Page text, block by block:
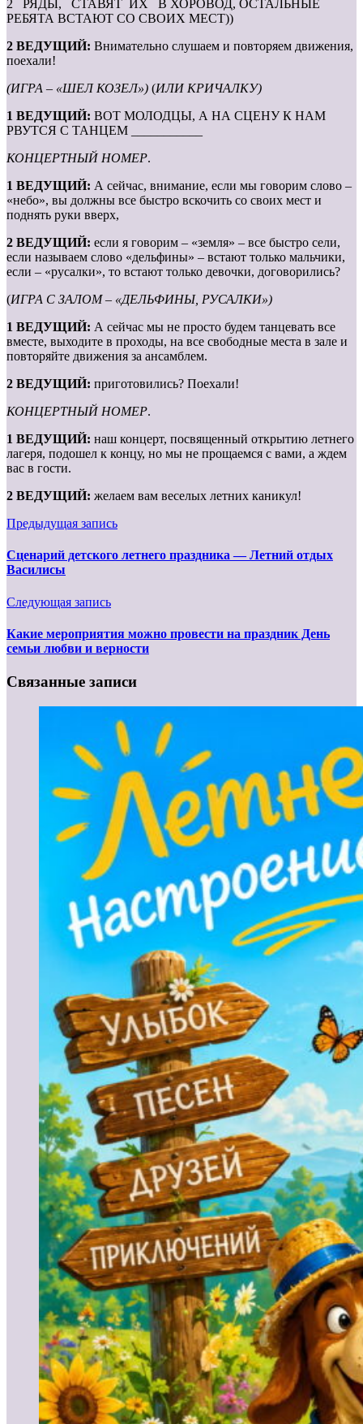
2 РЯДЫ, СТАВЯТ ИХ В ХОРОВОД, ОСТАЛЬНЫЕ
РЕБЯТА ВСТАЮТ СО СВОИХ МЕСТ))
2 ВЕДУЩИЙ: Внимательно слушаем и повторяем движения,
поехали!
(ИГРА – «ШЕЛ КОЗЕЛ») (ИЛИ КРИЧАЛКУ)
1 ВЕДУЩИЙ: ВОТ МОЛОДЦЫ, А НА СЦЕНУ К НАМ
РВУТСЯ С ТАНЦЕМ ___________
КОНЦЕРТНЫЙ НОМЕР.
1 ВЕДУЩИЙ: А сейчас, внимание, если мы говорим слово –
«небо», вы должны все быстро вскочить со своих мест и
поднять руки вверх,
2 ВЕДУЩИЙ: если я говорим – «земля» – все быстро сели,
если называем слово «дельфины» – встают только мальчики,
если – «русалки», то встают только девочки, договорились?
(ИГРА С ЗАЛОМ – «ДЕЛЬФИНЫ, РУСАЛКИ»)
1 ВЕДУЩИЙ: А сейчас мы не просто будем танцевать все
вместе, выходите в проходы, на все свободные места в зале и
повторяйте движения за ансамблем.
2 ВЕДУЩИЙ: приготовились? Поехали!
КОНЦЕРТНЫЙ НОМЕР.
1 ВЕДУЩИЙ: наш концерт, посвященный открытию летнего
лагеря, подошел к концу, но мы не прощаемся с вами, а ждем
вас в гости.
2 ВЕДУЩИЙ: желаем вам веселых летних каникул!
Предыдущая запись
Сценарий детского летнего праздника — Летний отдых
Василисы
Следующая запись
Какие мероприятия можно провести на праздник День
семьи любви и верности
Связанные записи